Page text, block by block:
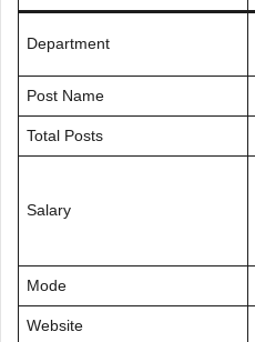
Department
Post Name
Total Posts
Salary
Mode
Website